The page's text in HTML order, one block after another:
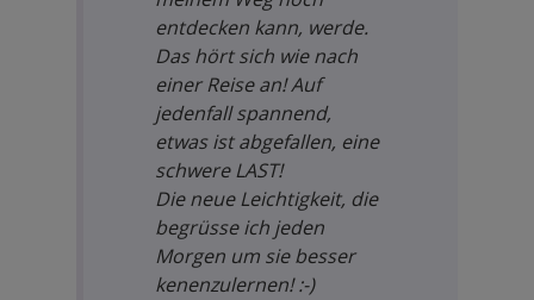
entdecken kann, werde.
Das hört sich wie nach
einer Reise an! Auf
jedenfall spannend,
etwas ist abgefallen, eine
schwere LAST!
Die neue Leichtigkeit, die
begrüsse ich jeden
Morgen um sie besser
kenenzulernen! :-)